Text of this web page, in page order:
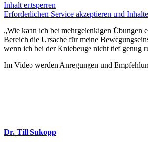
Inhalt entsperren
Erforderlichen Service akzeptieren und
„Wie kann ich bei mehrgelenkigen Übungen
Bereich die Ursache für meine
wenn ich bei der Kniebeuge nicht tief genug
Im Video werden Anregungen und
Dr. Till Sukopp